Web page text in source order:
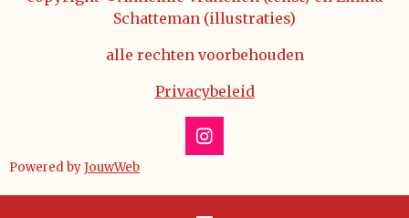
Schatteman (illustraties)
alle rechten voorbehouden
Privacybeleid
I
n
t
a
Powered byJouwWeb